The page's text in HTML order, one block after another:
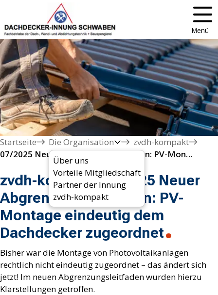
Menü
Startseite
Die Organisation
Über uns
Vorteile Mitgliedschaft
Partner der Innung
zvdh-kompakt
zvdh-kompakt
07/2025 Neuer Abgrenzungsleitfaden: PV-Montage eindeutig dem Dachdecker zugeordnet
zvdh-kompakt 07/2025 Neuer
Abgrenzungsleitfaden: PV-
Montage eindeutig dem
Dachdecker zugeordnet
Bisher war die Montage von Photovoltaikanlagen
rechtlich nicht eindeutig zugeordnet – das ändert sich
jetzt! Im neuen Abgrenzungsleitfaden wurden hierzu
Klarstellungen getroffen.